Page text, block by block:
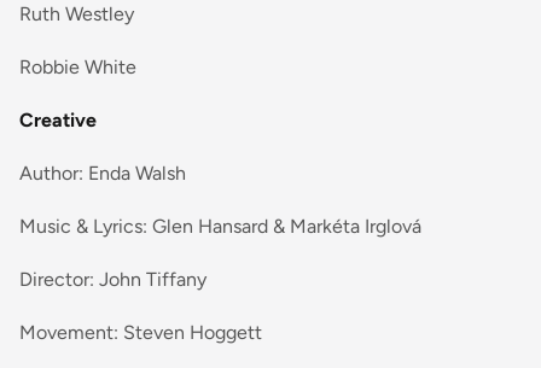
Ruth Westley
Robbie White
Creative
Author: Enda Walsh
Music & Lyrics: Glen Hansard & Markéta Irglová
Director: John Tiffany
Movement: Steven Hoggett